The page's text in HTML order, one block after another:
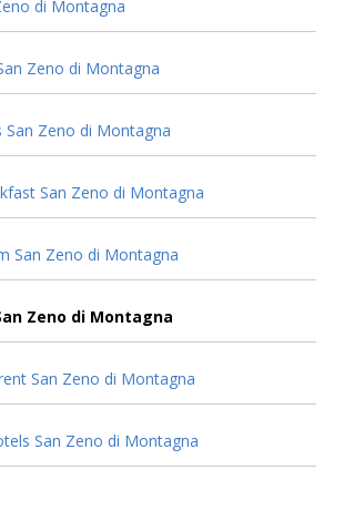
di Montagna
Zeno di Montagna
San Zeno di Montagna
San Zeno di Montagna
San Zeno di Montagna
Zeno di Montagna
San Zeno di Montagna
San Zeno di Montagna